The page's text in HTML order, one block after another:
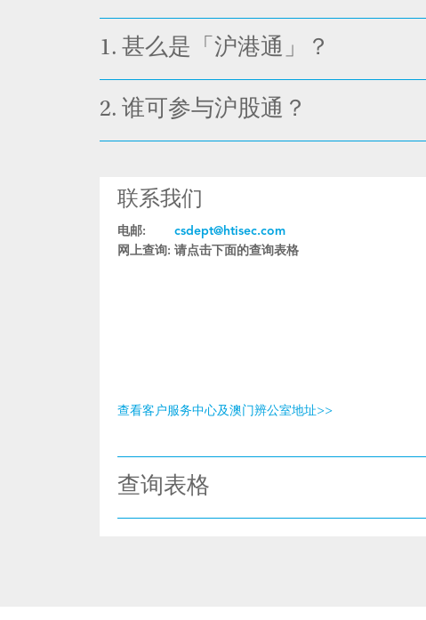
1. 甚么是「沪港通」？
2. 谁可参与沪股通？
联系我们
电邮:
csdept@htisec.com
网上查询: 请点击下面的查询表格
查看客户服务中心及澳门辨公室地址>>
查询表格